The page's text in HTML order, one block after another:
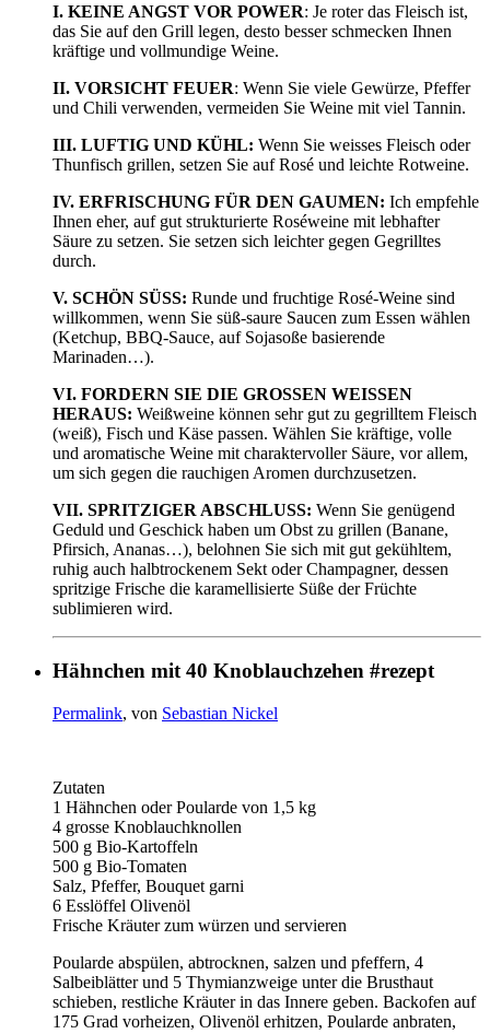
I. KEINE ANGST VOR POWER: Je roter das Fleisch ist,
das Sie auf den Grill legen, desto besser schmecken Ihnen
kräftige und vollmundige Weine.
II. VORSICHT FEUER: Wenn Sie viele Gewürze, Pfeffer
und Chili verwenden, vermeiden Sie Weine mit viel Tannin.
III. LUFTIG UND KÜHL: Wenn Sie weisses Fleisch oder
Thunfisch grillen, setzen Sie auf Rosé und leichte Rotweine.
IV. ERFRISCHUNG FÜR DEN GAUMEN: Ich empfehle
Ihnen eher, auf gut strukturierte Roséweine mit lebhafter
Säure zu setzen. Sie setzen sich leichter gegen Gegrilltes
durch.
V. SCHÖN SÜSS: Runde und fruchtige Rosé-Weine sind
willkommen, wenn Sie süß-saure Saucen zum Essen wählen
(Ketchup, BBQ-Sauce, auf Sojasoße basierende
Marinaden…).
VI. FORDERN SIE DIE GROSSEN WEISSEN
HERAUS: Weißweine können sehr gut zu gegrilltem Fleisch
(weiß), Fisch und Käse passen. Wählen Sie kräftige, volle
und aromatische Weine mit charaktervoller Säure, vor allem,
um sich gegen die rauchigen Aromen durchzusetzen.
VII. SPRITZIGER ABSCHLUSS: Wenn Sie genügend
Geduld und Geschick haben um Obst zu grillen (Banane,
Pfirsich, Ananas…), belohnen Sie sich mit gut gekühltem,
ruhig auch halbtrockenem Sekt oder Champagner, dessen
spritzige Frische die karamellisierte Süße der Früchte
sublimieren wird.
Hähnchen mit 40 Knoblauchzehen #rezept
Permalink, von Sebastian Nickel
Zutaten
1 Hähnchen oder Poularde von 1,5 kg
4 grosse Knoblauchknollen
500 g Bio-Kartoffeln
500 g Bio-Tomaten
Salz, Pfeffer, Bouquet garni
6 Esslöffel Olivenöl
Frische Kräuter zum würzen und servieren
Poularde abspülen, abtrocknen, salzen und pfeffern, 4
Salbeiblätter und 5 Thymianzweige unter die Brusthaut
schieben, restliche Kräuter in das Innere geben. Backofen auf
175 Grad vorheizen, Olivenöl erhitzen, Poularde anbraten,